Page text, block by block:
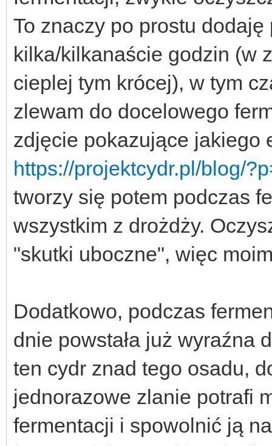
To znaczy po prostu
kilka/kilkanaście godzin (w
cieplej tym krócej), w tym
zlewam do docelowego
zdjęcie pokazujące jakiego
https://projektcydr.pl/blog/
tworzy się potem podczas
wszystkim z drożdży.
"skutki uboczne", więc
Dodatkowo, podczas
dnie powstała już wyraźna
ten cydr znad tego osadu,
jednorazowe zlanie potrafi
fermentacji i spowolnić ją